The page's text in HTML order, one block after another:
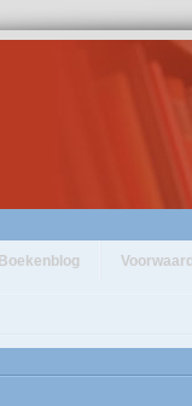
Boekenblog